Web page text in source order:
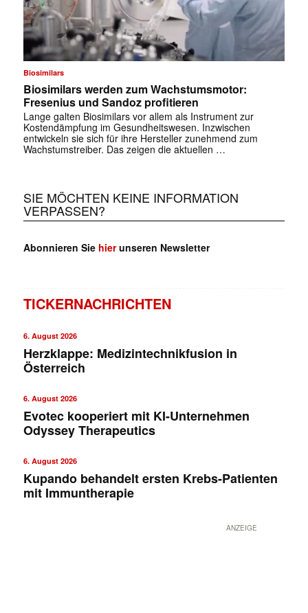
✕
Biosimilars
Biosimilars werden zum Wachstumsmotor:
Fresenius und Sandoz profitieren
Lange galten Biosimilars vor allem als Instrument zur
Kostendämpfung im Gesundheitswesen. Inzwischen
entwickeln sie sich für ihre Hersteller zunehmend zum
Wachstumstreiber. Das zeigen die aktuellen …
SIE MÖCHTEN KEINE INFORMATION
VERPASSEN?
Abonnieren Sie hierunseren Newsletter
TICKERNACHRICHTEN
6. August 2026
Herzklappe: Medizintechnikfusion in
Österreich
6. August 2026
Evotec kooperiert mit KI-Unternehmen
Odyssey Therapeutics
6. August 2026
Kupando behandelt ersten Krebs-Patienten
mit Immuntherapie
ANZEIGE